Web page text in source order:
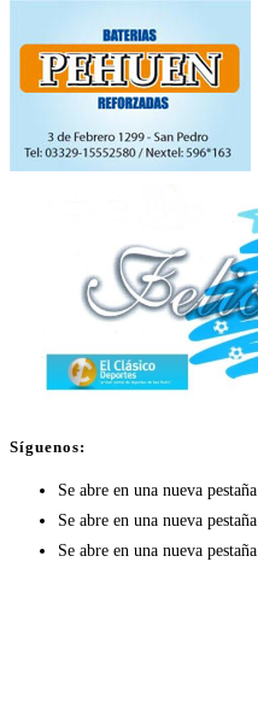
Síguenos:
Se abre en una nueva pestaña
Se abre en una nueva pestaña
Se abre en una nueva pestaña